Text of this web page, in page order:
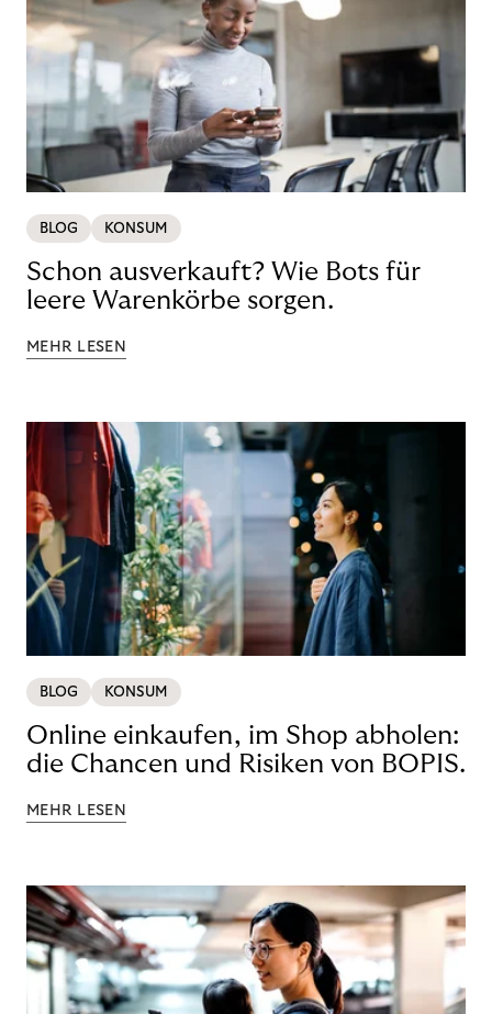
BLOG KONSUM
Schon ausverkauft? Wie Bots für
leere Warenkörbe sorgen.
MEHR LESEN
BLOG KONSUM
Online einkaufen, im Shop abholen:
die Chancen und Risiken von BOPIS.
MEHR LESEN